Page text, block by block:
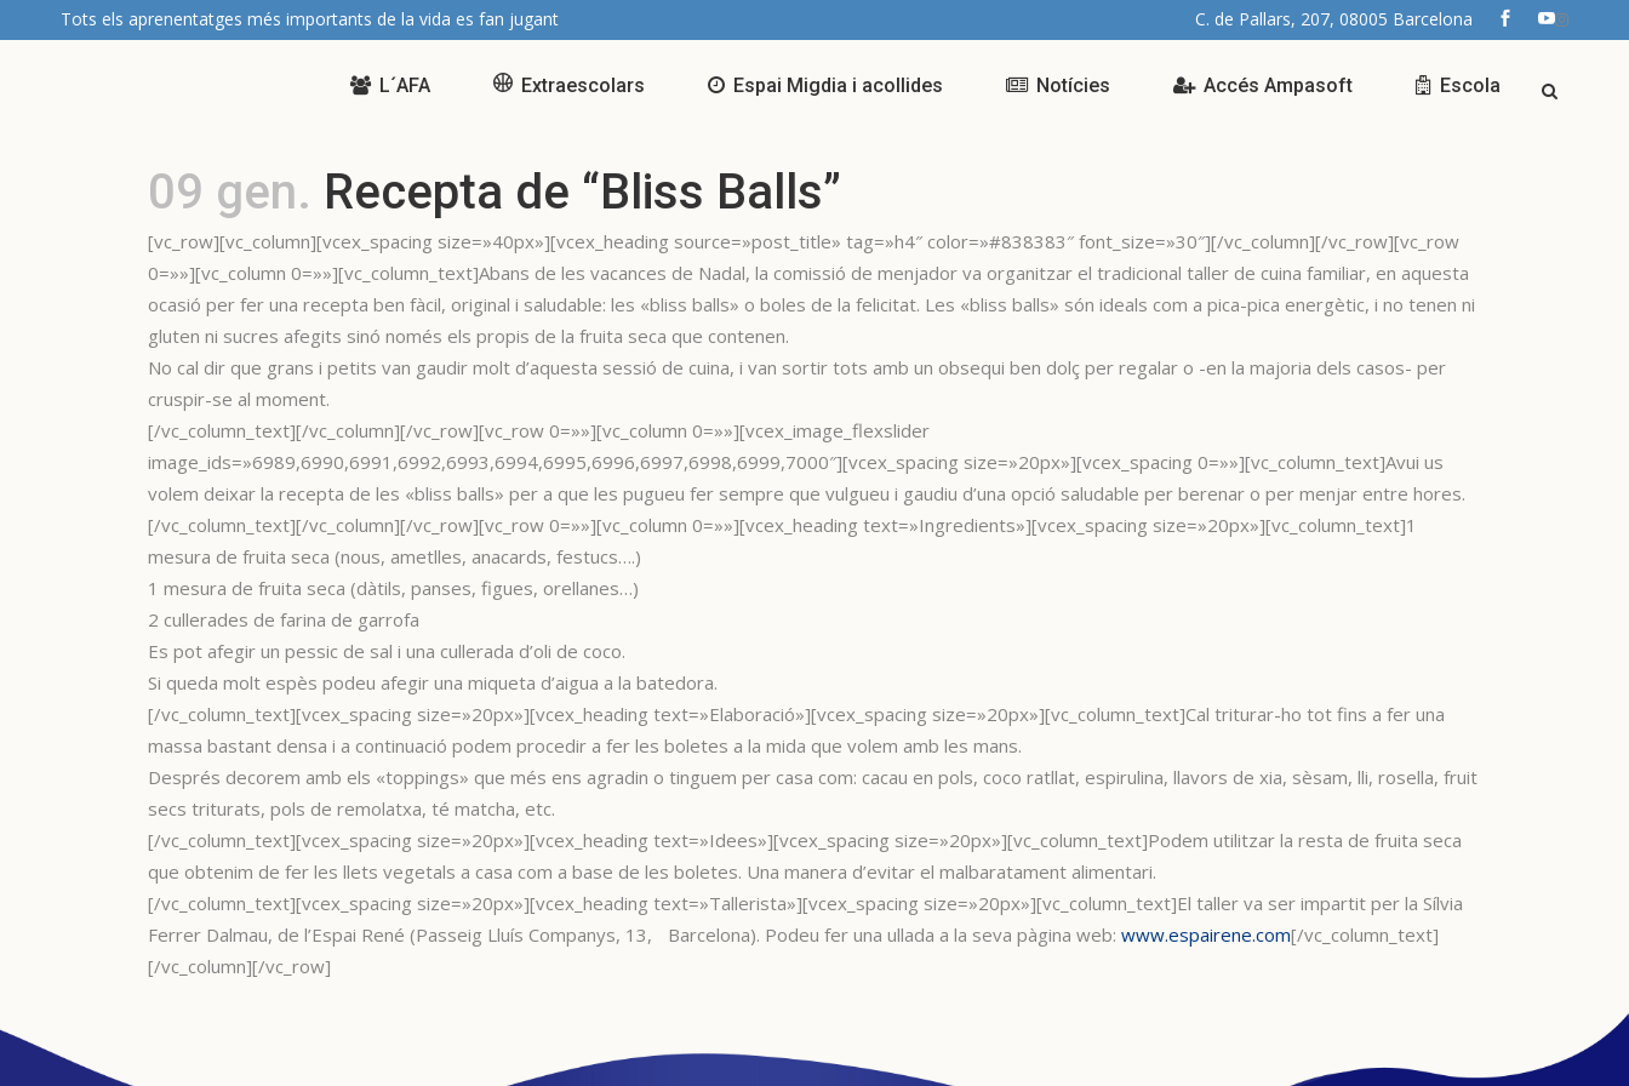
Tots els aprenentatges més importants de la vida es fan jugant C. de Pallars, 207, 08005 Barcelona
L´AFA Extraescolars Espai Migdia i acollides Notícies Accés Ampasoft Escola
09 gen. Recepta de “Bliss Balls”
[vc_row][vc_column][vcex_spacing size=»40px»][vcex_heading source=»post_title» tag=»h4″ color=»#838383″ font_size=»30″][/vc_column][/vc_row][vc_row
0=»»][vc_column 0=»»][vc_column_text]Abans de les vacances de Nadal, la comissió de menjador va organitzar el tradicional taller de cuina familiar, en aquesta
ocasió per fer una recepta ben fàcil, original i saludable: les «bliss balls» o boles de la felicitat. Les «bliss balls» són ideals com a pica-pica energètic, i no tenen ni
gluten ni sucres afegits sinó només els propis de la fruita seca que contenen.
No cal dir que grans i petits van gaudir molt d’aquesta sessió de cuina, i van sortir tots amb un obsequi ben dolç per regalar o -en la majoria dels casos- per
cruspir-se al moment.
[/vc_column_text][/vc_column][/vc_row][vc_row 0=»»][vc_column 0=»»][vcex_image_flexslider
image_ids=»6989,6990,6991,6992,6993,6994,6995,6996,6997,6998,6999,7000″][vcex_spacing size=»20px»][vcex_spacing 0=»»][vc_column_text]Avui us
volem deixar la recepta de les «bliss balls» per a que les pugueu fer sempre que vulgueu i gaudiu d’una opció saludable per berenar o per menjar entre hores.
[/vc_column_text][/vc_column][/vc_row][vc_row 0=»»][vc_column 0=»»][vcex_heading text=»Ingredients»][vcex_spacing size=»20px»][vc_column_text]1
mesura de fruita seca (nous, ametlles, anacards, festucs….)
1 mesura de fruita seca (dàtils, panses, figues, orellanes…)
2 cullerades de farina de garrofa
Es pot afegir un pessic de sal i una cullerada d’oli de coco.
Si queda molt espès podeu afegir una miqueta d’aigua a la batedora.
[/vc_column_text][vcex_spacing size=»20px»][vcex_heading text=»Elaboració»][vcex_spacing size=»20px»][vc_column_text]Cal triturar-ho tot fins a fer una
massa bastant densa i a continuació podem procedir a fer les boletes a la mida que volem amb les mans.
Després decorem amb els «toppings» que més ens agradin o tinguem per casa com: cacau en pols, coco ratllat, espirulina, llavors de xia, sèsam, lli, rosella, fruit
secs triturats, pols de remolatxa, té matcha, etc.
[/vc_column_text][vcex_spacing size=»20px»][vcex_heading text=»Idees»][vcex_spacing size=»20px»][vc_column_text]Podem utilitzar la resta de fruita seca
que obtenim de fer les llets vegetals a casa com a base de les boletes. Una manera d’evitar el malbaratament alimentari.
[/vc_column_text][vcex_spacing size=»20px»][vcex_heading text=»Tallerista»][vcex_spacing size=»20px»][vc_column_text]El taller va ser impartit per la Sílvia
Ferrer Dalmau, de l’Espai René (Passeig Lluís Companys, 13, Barcelona). Podeu fer una ullada a la seva pàgina web: www.espairene.com[/vc_column_text]
[/vc_column][/vc_row]